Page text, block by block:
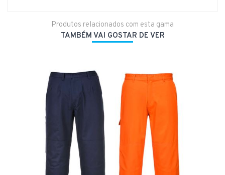
Produtos relacionados com esta gama
TAMBÉM VAI GOSTAR DE VER